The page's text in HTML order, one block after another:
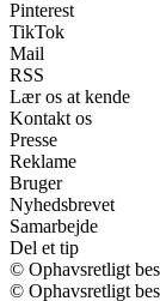
Pinterest
TikTok
Mail
RSS
Lær os at kende
Kontakt os
Presse
Reklame
Bruger
Nyhedsbrevet
Samarbejde
Del et tip
© Ophavsretligt
© Ophavsretligt